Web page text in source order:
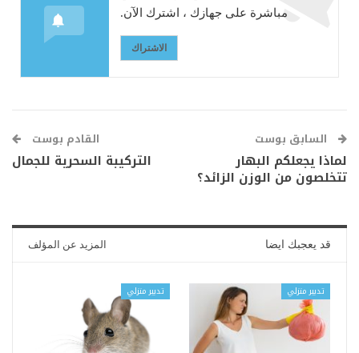
مباشرة على جهازك ، اشترك الآن.
الاشتراك
السابق بوست
لماذا يجعلكم البهار
تتخلصون من الوزن الزائد؟
القادم بوست
التركيبة السحرية للجمال
قد يعجبك ايضا المزيد عن المؤلف
تدبير منزلي تدبير منزلي